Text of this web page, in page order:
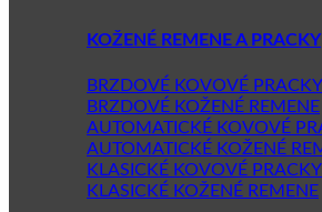
KOŽENÉ REMENE A PRACKY
BRZDOVÉ KOVOVÉ PRACKY
BRZDOVÉ KOŽENÉ REMENE
AUTOMATICKÉ KOVOVÉ
AUTOMATICKÉ KOŽENÉ
KLASICKÉ KOVOVÉ PRACKY
KLASICKÉ KOŽENÉ REMENE